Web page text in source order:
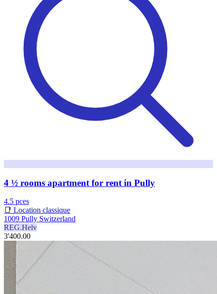
4 ½ rooms apartment for rent in Pully
4.5 pces
📑 Location classique
1009 Pully Switzerland
REG.Helv
3'400.00